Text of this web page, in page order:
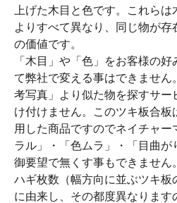
上げた木目と色です。これら
よりすべて異なり、同じ物が
の価値です。
「木目」や「色」をお客様の
て弊社で変える事はできません
考写真」より似た物を探すサー
け付けません。このツキ板合板
用した商品ですのでネイチャ
ラル」・「色ムラ」・「目曲
御要望で無くす事もできません。
ハギ枚数（幅方向に並ぶツキ板
に由来し、その都度異なります